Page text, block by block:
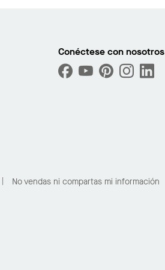
Conéctese con nosotros
No vendas ni compartas mi información